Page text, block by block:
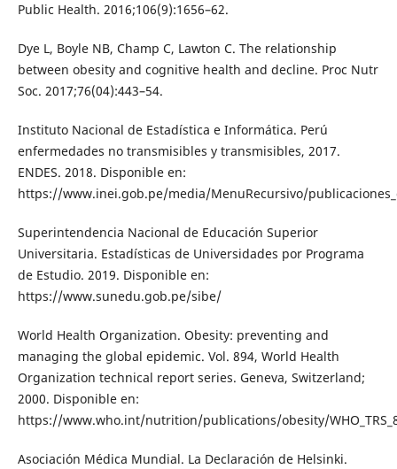
Public Health. 2016;106(9):1656–62.
Dye L, Boyle NB, Champ C, Lawton C. The relationship
between obesity and cognitive health and decline. Proc Nutr
Soc. 2017;76(04):443–54.
Instituto Nacional de Estadística e Informática. Perú
enfermedades no transmisibles y transmisibles, 2017.
ENDES. 2018. Disponible en:
https://www.inei.gob.pe/media/MenuRecursivo/
Superintendencia Nacional de Educación Superior
Universitaria. Estadísticas de Universidades por Programa
de Estudio. 2019. Disponible en:
https://www.sunedu.gob.pe/sibe/
World Health Organization. Obesity: preventing and
managing the global epidemic. Vol. 894, World Health
Organization technical report series. Geneva, Switzerland;
2000. Disponible en:
https://www.who.int/nutrition/publications/obesity/
Asociación Médica Mundial. La Declaración de Helsinki.